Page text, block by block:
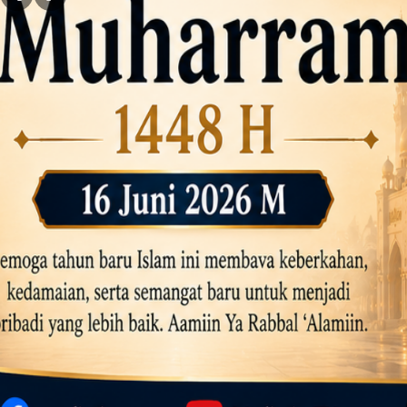
Komjak RI Kawal Kasus Eks
Ratusan Warga Antar Kumpul
Kali Bekasi Tercemar Berat,
Tri Adhianto Pacu Reformasi